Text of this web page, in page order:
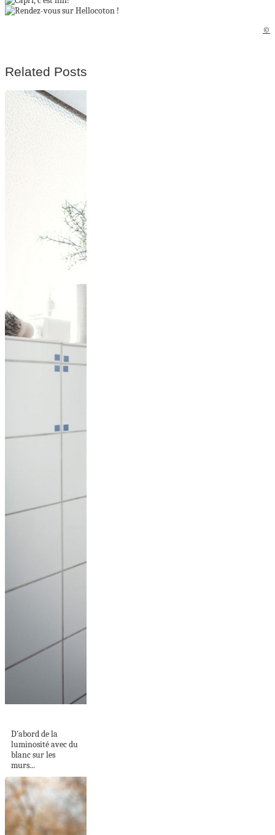
©
Related Posts
D'abord de la
luminosité avec du
blanc sur les
murs...